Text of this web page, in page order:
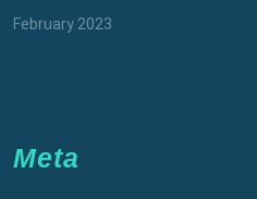
February 2023
Meta